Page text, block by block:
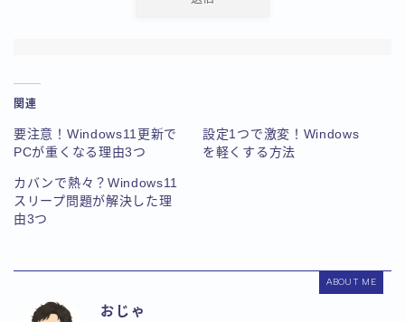
関連
要注意！Windows11更新で
PCが重くなる理由3つ
設定1つで激変！Windows
を軽くする方法
カバンで熱々？Windows11
スリープ問題が解決した理
由3つ
ABOUT ME
おじゃ